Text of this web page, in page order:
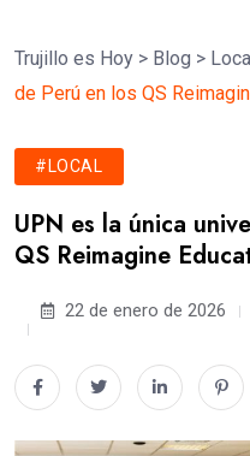
Trujillo es Hoy > Blog >
de Perú en los QS
#LOCAL
UPN es la única
QS Reimagine
22 de enero de 2026